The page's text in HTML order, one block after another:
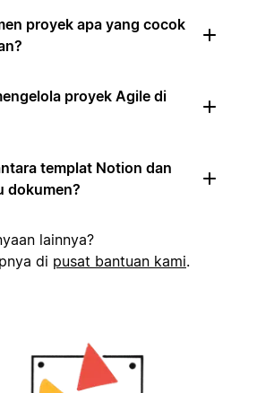
proyek apa yang cocok
proyek Agile di
templat Notion dan
dokumen?
lainnya?
di pusat bantuan kami.